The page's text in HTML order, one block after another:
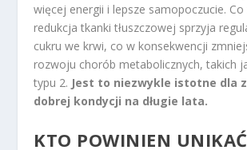
więcej energii i lepsze samopoczucie. Co
redukcja tkanki tłuszczowej sprzyja
cukru we krwi, co w konsekwencji
rozwoju chorób metabolicznych, takich
typu 2. Jest to niezwykle istotne dla
dobrej kondycji na długie lata.
KTO POWINIEN